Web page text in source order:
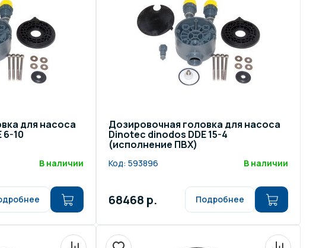
и подсветка для
Измерение параметров воды
материалы Строительные материалы
для насоса
6-10
В наличии
Дозировочная головка для насоса
Dinotec dinodos DDE 15-4
(исполнение ПВХ)
Код: 593896 В наличии
68468 р. Подробнее